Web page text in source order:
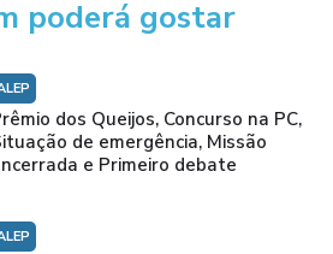
poderá gostar
dos Queijos, Concurso na PC,
de emergência, Missão
e Primeiro debate